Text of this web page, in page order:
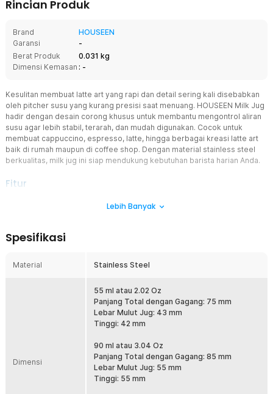
Rincian Produk
Brand
HOUSEEN
Garansi
-
Berat Produk
0.031 kg
Dimensi Kemasan : -
Kesulitan membuat latte art yang rapi dan detail sering kali disebabkan
oleh pitcher susu yang kurang presisi saat menuang. HOUSEEN Milk Jug
hadir dengan desain corong khusus untuk membantu mengontrol aliran
susu agar lebih stabil, terarah, dan mudah digunakan. Cocok untuk
membuat cappuccino, espresso, latte, hingga berbagai kreasi latte art
baik di rumah maupun di coffee shop. Dengan material stainless steel
berkualitas, milk jug ini siap mendukung kebutuhan barista harian Anda.
Fitur
membantu menghasilkan foam susu dengan tekstur yang lebih baik
pemula hingga barista profesional yang ingin meningkatkan kualitas
Corong Presisi untuk Kontrol Aliran Susu
Bagian ujung corong dibuat dengan desain presisi untuk membantu
mengatur arah dan jumlah susu saat dituangkan. Aliran susu menjadi
lebih fokus sehingga mempermudah proses menggambar pola
yang lebih stabil membantu meminimalkan cipratan dan tumpahan
Material Stainless Steel Tahan Lama
Menggunakan material stainless steel berkualitas yang kuat, tahan
Lebih Banyak
Spesifikasi
Material Stainless Steel
Dimensi
55 ml atau 2.02 Oz
Panjang Total dengan Gagang: 75 mm
Lebar Mulut Jug: 43 mm
Tinggi: 42 mm
90 ml atau 3.04 Oz
Panjang Total dengan Gagang: 85 mm
Lebar Mulut Jug: 55 mm
Tinggi: 55 mm